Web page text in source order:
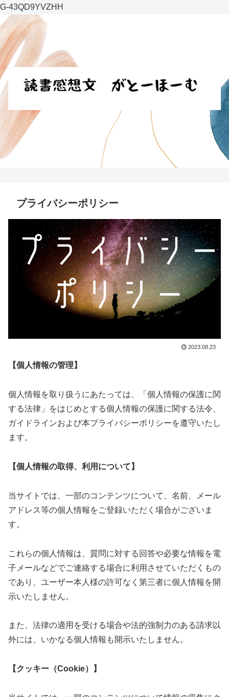
G-43QD9YVZHH
プライバシーポリシー
2023.08.23
【個人情報の管理】
個人情報を取り扱うにあたっては、「個人情報の保護に関
する法律」をはじめとする個人情報の保護に関する法令、
ガイドラインおよび本プライバシーポリシーを遵守いたし
ます。
【個人情報の取得、利用について】
当サイトでは、一部のコンテンツについて、名前、メール
アドレス等の個人情報をご登録いただく場合がございま
す。
これらの個人情報は、質問に対する回答や必要な情報を電
子メールなどでご連絡する場合に利用させていただくもの
であり、ユーザー本人様の許可なく第三者に個人情報を開
示いたしません。
また、法律の適用を受ける場合や法的強制力のある請求以
外には、いかなる個人情報も開示いたしません。
【クッキー（Cookie）】